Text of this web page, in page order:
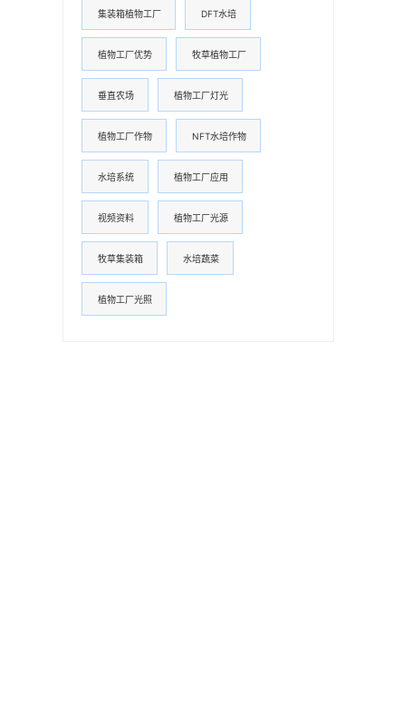
集装箱植物工厂 DFT水培
植物工厂优势 牧草植物工厂
垂直农场 植物工厂灯光
植物工厂作物 NFT水培作物
水培系统 植物工厂应用
视频资料 植物工厂光源
牧草集装箱 水培蔬菜
植物工厂光照